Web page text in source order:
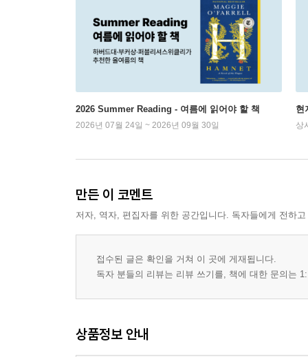
2026 Summer Reading - 여름에 읽어야 할 책
2026년 07월 24일 ~ 2026년 09월 30일
현
상
만든 이 코멘트
저자, 역자, 편집자를 위한 공간입니다. 독자들에게 전하
접수된 글은 확인을 거쳐 이 곳에 게재됩니다.
독자 분들의 리뷰는 리뷰 쓰기를, 책에 대한 문의는
상품정보 안내